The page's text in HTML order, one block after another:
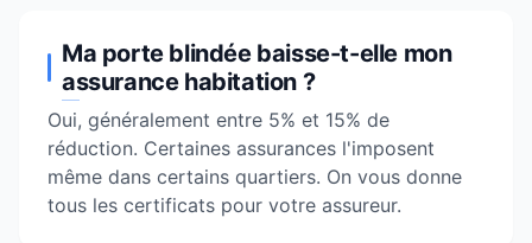
Ma porte blindée baisse-t-elle mon
assurance habitation ?
Oui, généralement entre 5% et 15% de
réduction. Certaines assurances l'imposent
même dans certains quartiers. On vous donne
tous les certificats pour votre assureur.